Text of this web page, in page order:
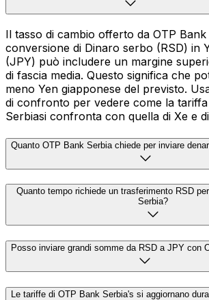
Il tasso di cambio offerto da OTP
conversione di Dinaro serbo (RSD) in
(JPY) può includere un margine
di fascia media. Questo significa che
meno Yen giapponese del previsto.
di confronto per vedere come la
Serbiasi confronta con quella di Xe e
Quanto OTP Bank Serbia chiede per inviare
Quanto tempo richiede un trasferimento RSD
Serbia?
Posso inviare grandi somme da RSD a JPY con
Le tariffe di OTP Bank Serbia's si aggiornano